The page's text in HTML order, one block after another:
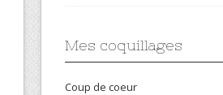
Mes coquillages
Coup de coeur